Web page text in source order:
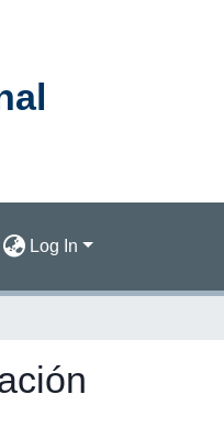
Log In